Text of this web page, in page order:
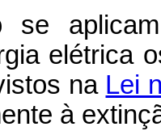
elétrica
na Lei
à